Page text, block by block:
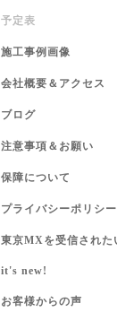
予定表
施工事例画像
会社概要＆アクセス
ブログ
注意事項＆お願い
保障について
プライバシーポリシー
東京MXを受信された
it's new!
お客様からの声